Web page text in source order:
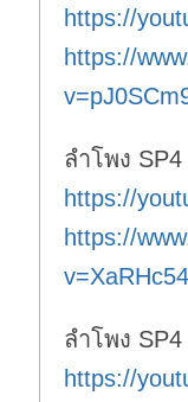
https://
https://
ลำโพง
https://
https://
ลำโพง SP4
https://